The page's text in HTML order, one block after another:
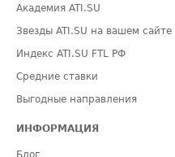
Академия ATI.SU
Звезды ATI.SU на вашем сайте
Индекс ATI.SU FTL РФ
Средние ставки
Выгодные направления
ИНФОРМАЦИЯ
Блог